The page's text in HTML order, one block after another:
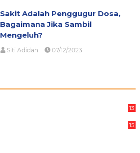
Sakit Adalah Penggugur Dosa,
Bagaimana Jika Sambil
Mengeluh?
Siti Adidah 07/12/2023
13
15